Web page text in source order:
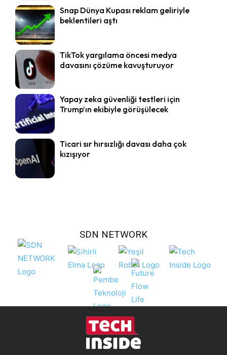
Snap Dünya Kupası reklam geliriyle
beklentileri aştı
TikTok yargılama öncesi medya
davasını çözüme kavuşturuyor
Yapay zeka güvenliği testleri için
Trump’ın ekibiyle görüşülecek
Ticari sır hırsızlığı davası daha çok
kızışıyor
SDN NETWORK